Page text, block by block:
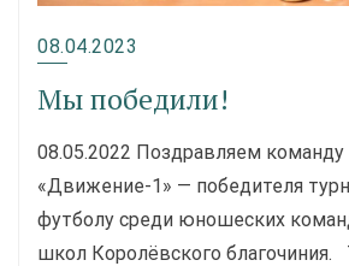
08.04.2023
Мы победили!
08.05.2022 Поздравляем
«Движение-1» — победителя
футболу среди юношеских
школ Королёвского благочиния.